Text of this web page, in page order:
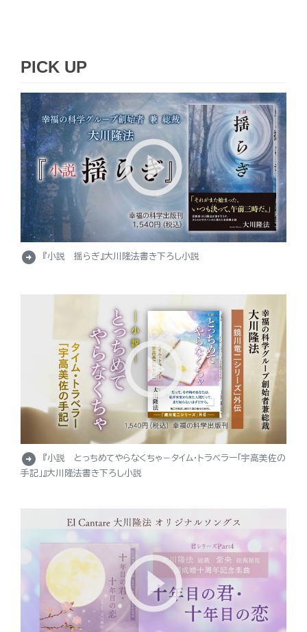
PICK UP
arrow_circle_right 『小説 揺らぎ』大川隆法書き下ろし小説
arrow_circle_right
『小説 とっちめてやらなくちゃ－タイム・トラベラー「宇高美佐の
手記」』大川隆法書き下ろし小説